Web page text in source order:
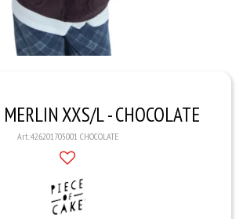
MERLIN XXS/L - CHOCOLATE
426201705001 CHOCOLATE